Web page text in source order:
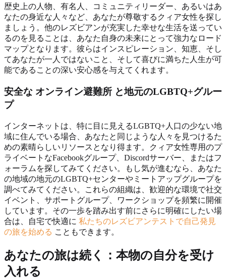
歴史上の人物、有名人、コミュニティリーダー、あるいはあ
なたの身近な人々など、あなたが尊敬するクィア女性を探し
ましょう。他のレズビアンが充実した幸せな生活を送ってい
るのを見ることは、あなた自身の未来にとって強力なロード
マップとなります。彼らはインスピレーション、知恵、そし
てあなたが一人ではないこと、そして喜びに満ちた人生が可
能であることの深い安心感を与えてくれます。
安全な オンライン避難所 と地元のLGBTQ+グルー
プ
インターネットは、特に目に見えるLGBTQ+人口の少ない地
域に住んでいる場合、あなたと同じような人々を見つけるた
めの素晴らしいリソースとなり得ます。クィア女性専用のプ
ライベートなFacebookグループ、Discordサーバー、またはフ
ォーラムを探してみてください。もし気が進むなら、あなた
の地域の地元のLGBTQ+センターやミートアップグループを
調べてみてください。これらの組織は、歓迎的な環境で社交
イベント、サポートグループ、ワークショップを頻繁に開催
しています。その一歩を踏み出す前にさらに明確にしたい場
合は、自宅で快適に 私たちのレズビアンテストで自己発見
の旅を始める こともできます。
あなたの旅は続く：本物の自分を受け
入れる